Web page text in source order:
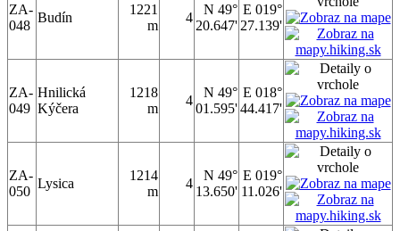
ZA-
048
Budín
1221
m
4
N 49°
20.647'
E 019°
27.139'
ZA-
049
Hnilická
Kýčera
1218
m
4
N 49°
01.595'
E 018°
44.417'
ZA-
050
Lysica
1214
m
4
N 49°
13.650'
E 019°
11.026'